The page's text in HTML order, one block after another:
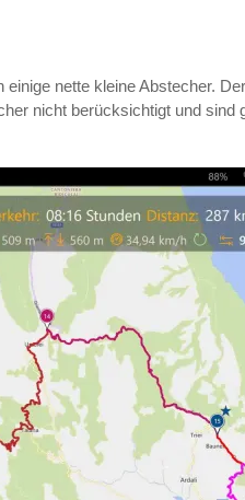
nette kleine Abstecher.
nicht berücksichtigt und sind